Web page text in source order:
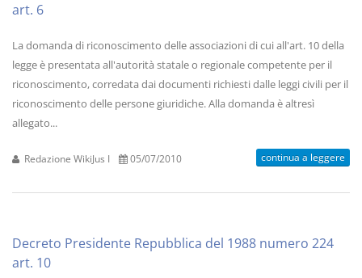
art. 6
La domanda di riconoscimento delle associazioni di cui all'art. 10 della
legge è presentata all'autorità statale o regionale competente per il
riconoscimento, corredata dai documenti richiesti dalle leggi civili per il
riconoscimento delle persone giuridiche. Alla domanda è altresì
allegato...
Redazione WikiJus I 05/07/2010 continua a leggere
Decreto Presidente Repubblica del 1988 numero 224
art. 10